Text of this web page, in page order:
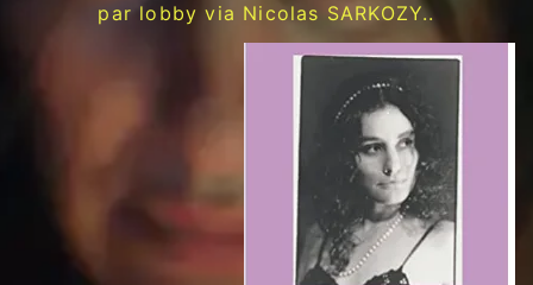
par lobby via Nicolas SARKOZY..